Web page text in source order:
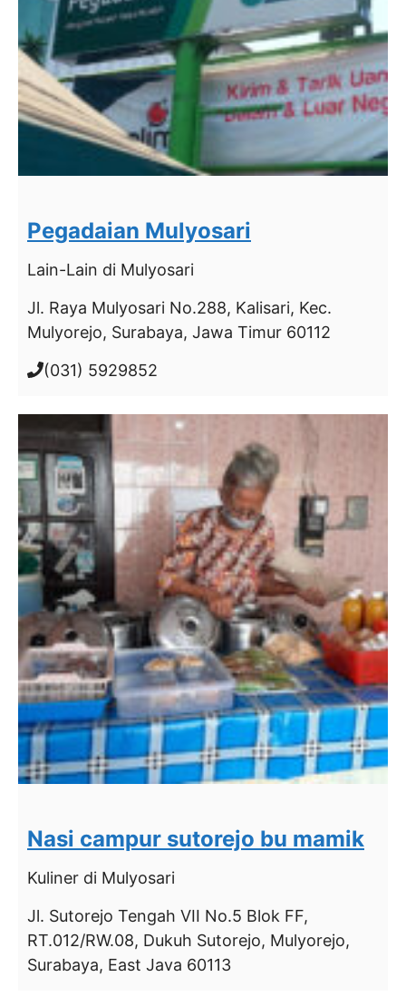
Pegadaian Mulyosari
Lain-Lain di Mulyosari
Jl. Raya Mulyosari No.288, Kalisari, Kec.
Mulyorejo, Surabaya, Jawa Timur 60112
(031) 5929852
Nasi campur sutorejo bu mamik
Kuliner di Mulyosari
Jl. Sutorejo Tengah VII No.5 Blok FF,
RT.012/RW.08, Dukuh Sutorejo, Mulyorejo,
Surabaya, East Java 60113